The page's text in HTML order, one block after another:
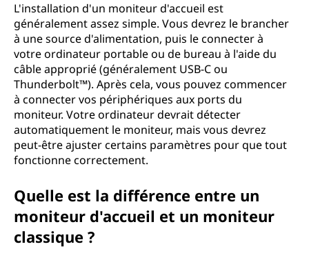
L'installation d'un moniteur d'accueil est
généralement assez simple. Vous devrez le brancher
à une source d'alimentation, puis le connecter à
votre ordinateur portable ou de bureau à l'aide du
câble approprié (généralement USB-C ou
Thunderbolt™). Après cela, vous pouvez commencer
à connecter vos périphériques aux ports du
moniteur. Votre ordinateur devrait détecter
automatiquement le moniteur, mais vous devrez
peut-être ajuster certains paramètres pour que tout
fonctionne correctement.
Quelle est la différence entre un
moniteur d'accueil et un moniteur
classique ?